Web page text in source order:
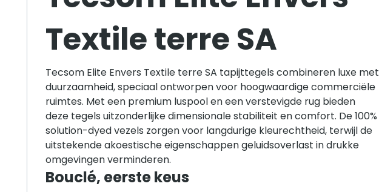
Textile terre SA
Tecsom Elite Envers Textile terre SA tapijttegels combineren luxe met
duurzaamheid, speciaal ontworpen voor hoogwaardige commerciële
ruimtes. Met een premium luspool en een verstevigde rug bieden
deze tegels uitzonderlijke dimensionale stabiliteit en comfort. De 100%
solution-dyed vezels zorgen voor langdurige kleurechtheid, terwijl de
uitstekende akoestische eigenschappen geluidsoverlast in drukke
omgevingen verminderen.
Bouclé, eerste keus